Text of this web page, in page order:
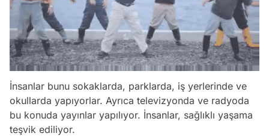
İnsanlar bunu sokaklarda, parklarda, iş yerlerinde ve
okullarda yapıyorlar. Ayrıca televizyonda ve radyoda
bu konuda yayınlar yapılıyor. İnsanlar, sağlıklı yaşama
teşvik ediliyor.